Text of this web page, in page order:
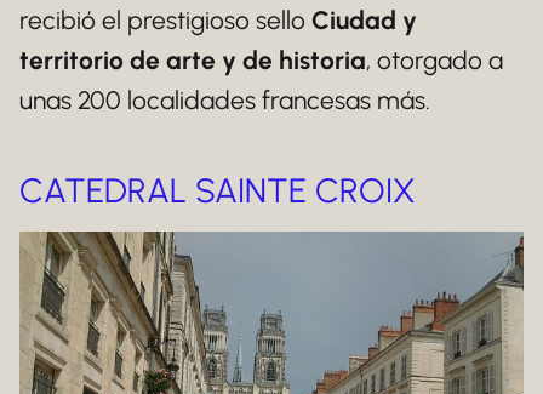
recibió el prestigioso sello Ciudad y
territorio de arte y de historia, otorgado a
unas 200 localidades francesas más.
CATEDRAL SAINTE CROIX